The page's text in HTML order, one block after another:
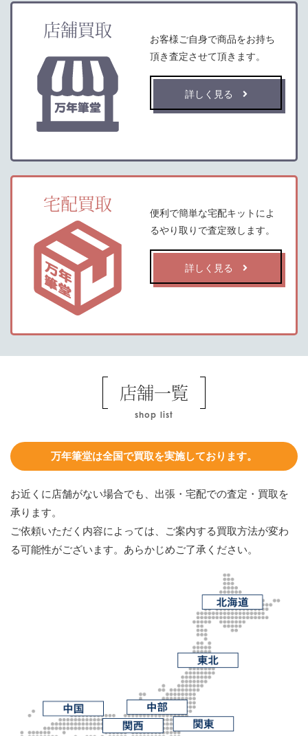
店舗買取
お客様ご自身で商品をお持ち
頂き査定させて頂きます。
詳しく見る
宅配買取
便利で簡単な宅配キットによ
るやり取りで査定致します。
詳しく見る
店舗一覧
shop list
万年筆堂は全国で買取を実施しております。
お近くに店舗がない場合でも、出張・宅配での査定・買取を
承ります。
ご依頼いただく内容によっては、ご案内する買取方法が変わ
る可能性がございます。あらかじめご了承ください。